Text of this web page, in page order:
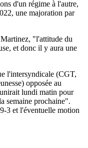
d'un régime à l'autre,
une majoration par
"l'attitude du
et donc il y aura une
l'intersyndicale (CGT,
opposée au
lundi matin pour
semaine prochaine".
3 et l'éventuelle motion